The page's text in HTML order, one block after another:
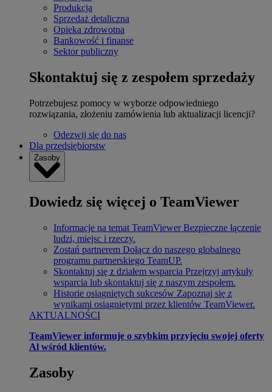
Produkcja
Sprzedaż detaliczna
Opieka zdrowotna
Bankowość i finanse
Sektor publiczny
Skontaktuj się z zespołem sprzedaży
Potrzebujesz pomocy w wyborze odpowiedniego
rozwiązania, złożeniu zamówienia lub aktualizacji licencji?
Odezwij się do nas
Dla przedsiębiorstw
Zasoby
Dowiedz się więcej o TeamViewer
Informacje na temat TeamViewer Bezpieczne łączenie
ludzi, miejsc i rzeczy.
Zostań partnerem Dołącz do naszego globalnego
programu partnerskiego TeamUP.
Skontaktuj się z działem wsparcia Przejrzyj artykuły
wsparcia lub skontaktuj się z naszym zespołem.
Historie osiągniętych sukcesów Zapoznaj się z
wynikami osiągniętymi przez klientów TeamViewer.
AKTUALNOŚCI
TeamViewer informuje o szybkim przyjęciu swojej oferty
Al wśród klientów.
Zasoby